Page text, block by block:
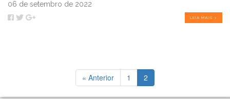
06 de setembro de 2022
LEIA MAIS >
« Anterior 1 2